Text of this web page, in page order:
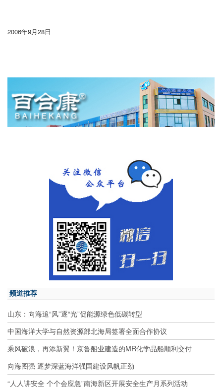
2006年9月28日
频道推荐
山东：向海追“风”逐“光”促能源绿色低碳转型
中国海洋大学与自然资源部北海局签署全面合作协议
乘风破浪，再添新翼！京鲁船业建造的MR化学品船顺利交付
向海图强 逐梦深蓝海洋强国建设风帆正劲
“人人讲安全 个个会应急”南海新区开展安全生产月系列活动